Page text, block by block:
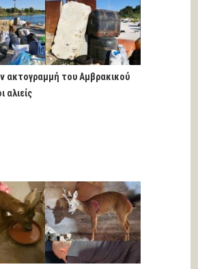
ακτογραμμή του Αμβρακικού
αλιείς